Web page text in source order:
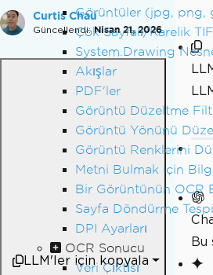
Görüntüler (jpg, png,
Çok Sayfalı/Karelik
System.Drawing
Akışlar
PDF'ler
Görüntü Düzeltme
Görüntü Yönünü
Görüntü Renklerini
Metni Bulmak için
Bir Görüntünün OCR
Sayfa Döndürme
DPI Ayarları
OCR Sonucu
Veri Çıktısı
Curtis Chau
Güncellendi: Nisan 21, 2026
LLM'ler için kopyala
Bu